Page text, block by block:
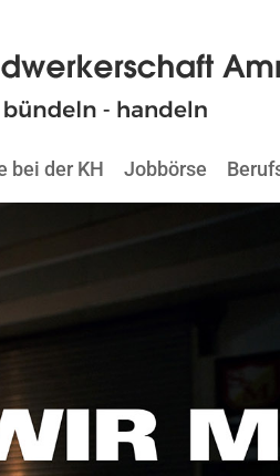
bei der KH Jobbörse